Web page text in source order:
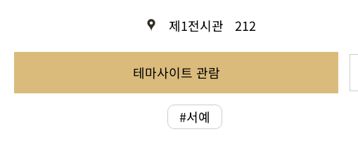
제1전시관
212
테마사이트 관람
#서예